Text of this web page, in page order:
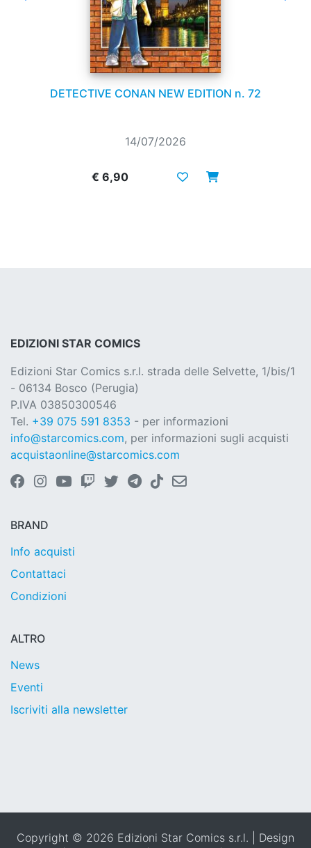
DETECTIVE CONAN NEW EDITION n. 72
14/07/2026
€ 6,90
EDIZIONI STAR COMICS
Edizioni Star Comics s.r.l. strada delle Selvette, 1/bis/1
- 06134 Bosco (Perugia)
P.IVA 03850300546
Tel. +39 075 591 8353 - per informazioni
info@starcomics.com, per informazioni sugli acquisti
acquistaonline@starcomics.com
BRAND
Info acquisti
Contattaci
Condizioni
ALTRO
News
Eventi
Iscriviti alla newsletter
Copyright © 2026 Edizioni Star Comics s.r.l. | Design